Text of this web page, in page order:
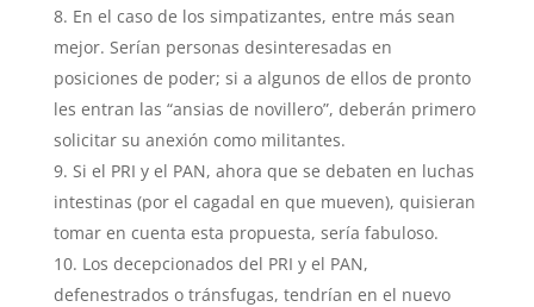
En el caso de los simpatizantes, entre más sean
mejor. Serían personas desinteresadas en
posiciones de poder; si a algunos de ellos de pronto
les entran las “ansias de novillero”, deberán primero
solicitar su anexión como militantes.
Si el PRI y el PAN, ahora que se debaten en luchas
intestinas (por el cagadal en que mueven), quisieran
tomar en cuenta esta propuesta, sería fabuloso.
Los decepcionados del PRI y el PAN,
defenestrados o tránsfugas, tendrían en el nuevo